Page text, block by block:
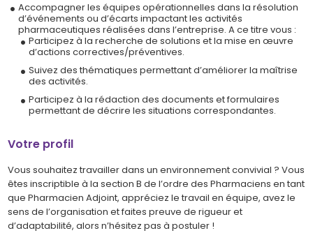
Accompagner les équipes opérationnelles dans la résolution
d’événements ou d’écarts impactant les activités
pharmaceutiques réalisées dans l’entreprise. A ce titre vous :
Participez à la recherche de solutions et la mise en œuvre
d’actions correctives/préventives.
Suivez des thématiques permettant d’améliorer la maîtrise
des activités.
Participez à la rédaction des documents et formulaires
permettant de décrire les situations correspondantes.
Votre profil
Vous souhaitez travailler dans un environnement convivial ? Vous
êtes inscriptible à la section B de l’ordre des Pharmaciens en tant
que Pharmacien Adjoint, appréciez le travail en équipe, avez le
sens de l’organisation et faites preuve de rigueur et
d’adaptabilité, alors n’hésitez pas à postuler !